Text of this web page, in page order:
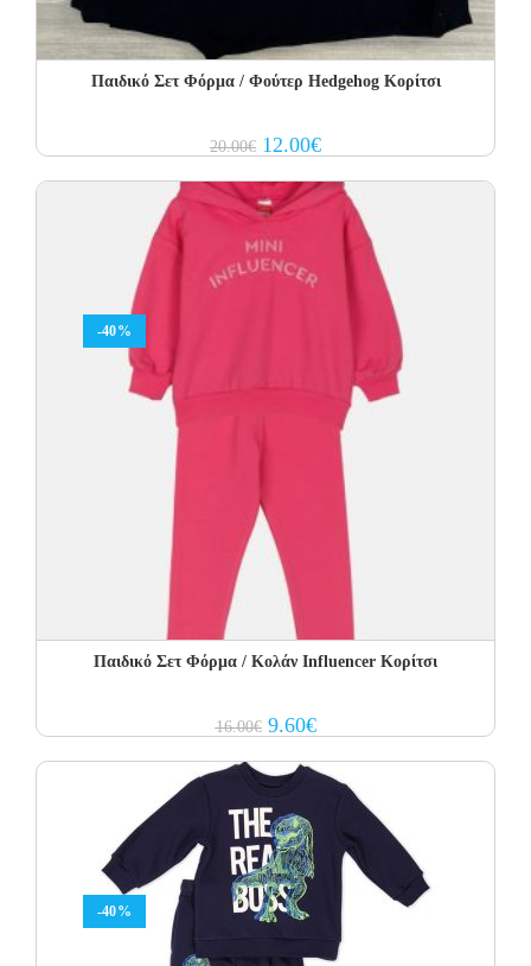
Παιδικό Σετ Φόρμα / Φούτερ Hedgehog Κορίτσι
20.00€ Original
price
20.00€.
12.00€Current
price
12.00€.
-40%
Παιδικό Σετ Φόρμα / Κολάν Influencer Κορίτσι
16.00€ Original
price
16.00€.
9.60€Current
price
9.60€.
-40%